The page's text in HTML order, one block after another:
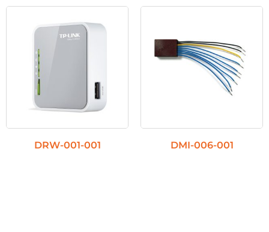
DRW-001-001 DMI-006-001